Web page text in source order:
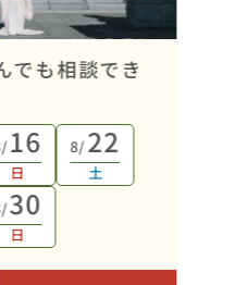
でも相談でき
16
日
8/22
土
30
日